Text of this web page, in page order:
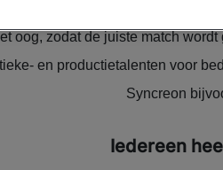
plek. Hierbij houden we
oog, zodat de juiste match
en productietalenten voor
Syncreon
Iedereen